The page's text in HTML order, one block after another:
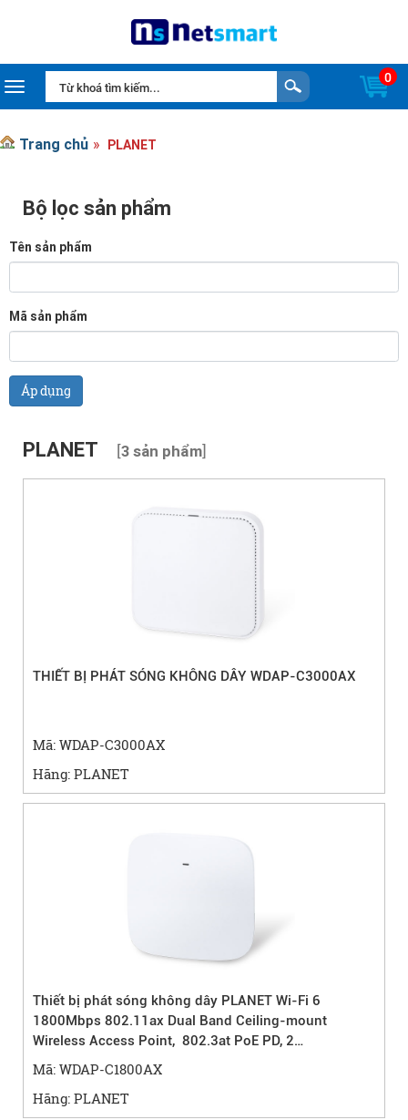
0
Toggle navigation
Trang chủ PLANET
Bộ lọc sản phẩm
Tên sản phẩm
Mã sản phẩm
PLANET [3 sản phẩm]
THIẾT BỊ PHÁT SÓNG KHÔNG DÂY WDAP-C3000AX
Mã: WDAP-C3000AX
Hãng: PLANET
Thiết bị phát sóng không dây PLANET Wi-Fi 6
1800Mbps 802.11ax Dual Band Ceiling-mount
Wireless Access Point, 802.3at PoE PD, 2
10/100/1000T LAN, 802.1Q VLAN
Mã: WDAP-C1800AX
Hãng: PLANET